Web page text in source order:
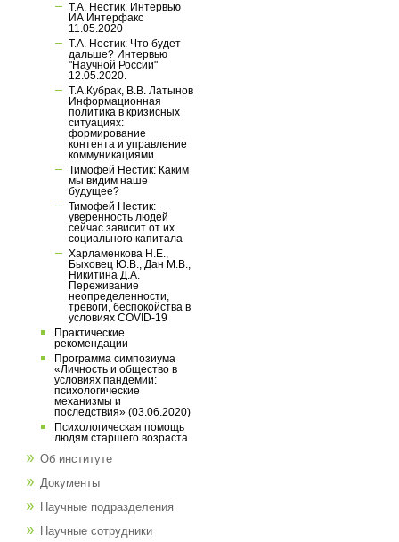
Т.А. Нестик. Интервью
ИА Интерфакс
11.05.2020
Т.А. Нестик: Что будет
дальше? Интервью
"Научной России"
12.05.2020.
Т.А.Кубрак, В.В. Латынов
Информационная
политика в кризисных
ситуациях:
формирование
контента и управление
коммуникациями
Тимофей Нестик: Каким
мы видим наше
будущее?
Тимофей Нестик:
уверенность людей
сейчас зависит от их
социального капитала
Харламенкова Н.Е.,
Быховец Ю.В., Дан М.В.,
Никитина Д.А.
Переживание
неопределенности,
тревоги, беспокойства в
условиях COVID-19
Практические
рекомендации
Программа симпозиума
«Личность и общество в
условиях пандемии:
психологические
механизмы и
последствия» (03.06.2020)
Психологическая помощь
людям старшего возраста
Об институте
Документы
Научные подразделения
Научные сотрудники